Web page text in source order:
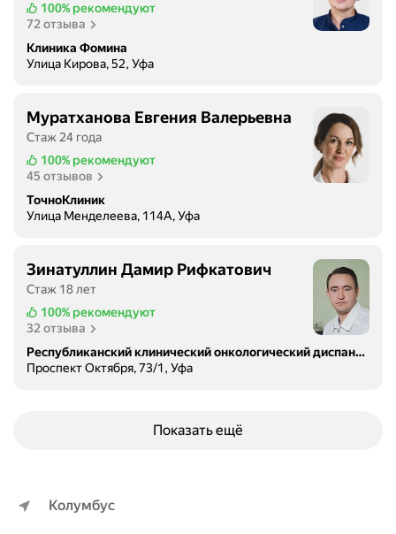
100% рекомендуют
72 отзыва
Клиника Фомина
Улица Кирова, 52, Уфа
Муратханова Евгения Валерьевна
Стаж 24 года
100% рекомендуют
45 отзывов
ТочноКлиник
Улица Менделеева, 114А, Уфа
Зинатуллин Дамир Рифкатович
Стаж 18 лет
100% рекомендуют
32 отзыва
Республиканский клинический онкологический диспансер
Проспект Октября, 73/1, Уфа
Показать ещё
Колумбус